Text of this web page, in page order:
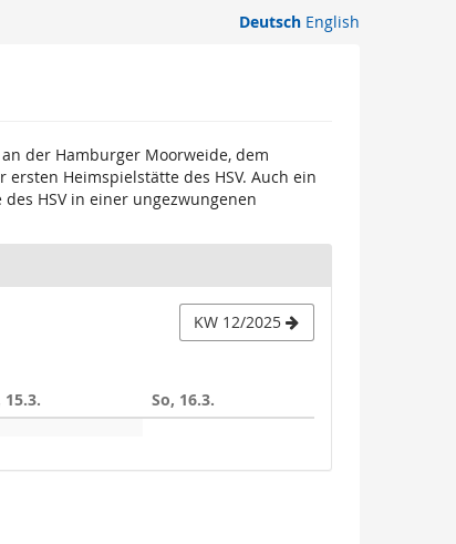
Deutsch English
der Hamburger Moorweide, dem
Heimspielstätte des HSV. Auch ein
HSV in einer ungezwungenen
KW 12/2025
15.3. So, 16.3.